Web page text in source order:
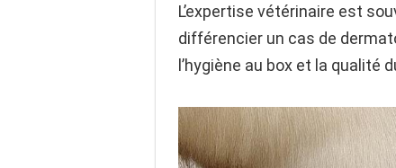
L’expertise vétérinaire est
différencier un cas de
l’hygiène au box et la qualité